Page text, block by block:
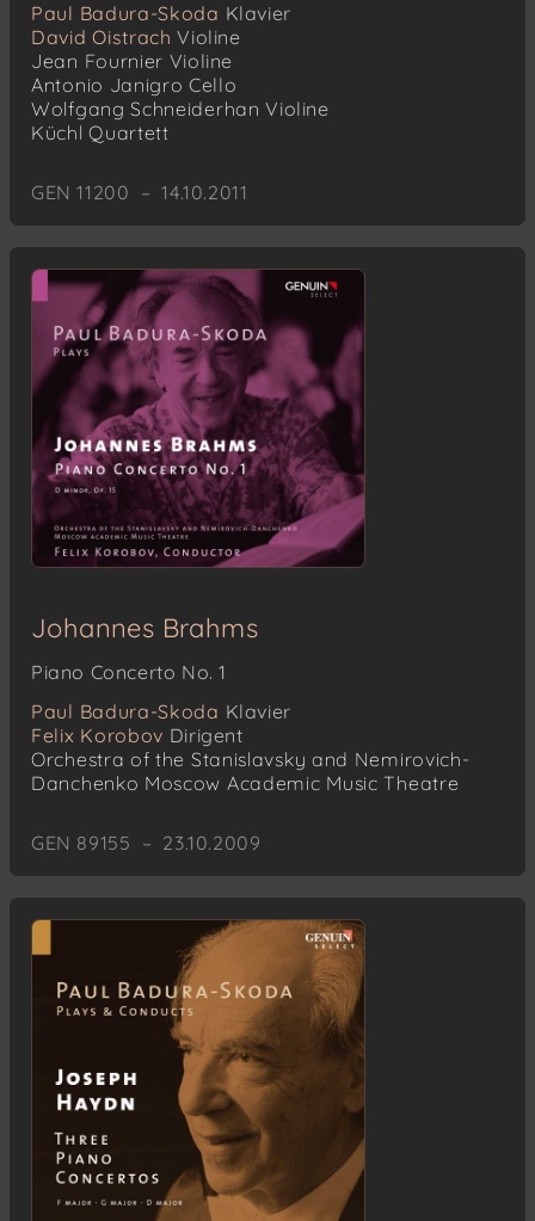
Paul Badura-Skoda Klavier
David Oistrach Violine
Jean Fournier Violine
Antonio Janigro Cello
Wolfgang Schneiderhan Violine
Küchl Quartett
GEN 11200 – 14.10.2011
Johannes Brahms
Piano Concerto No. 1
Paul Badura-Skoda Klavier
Felix Korobov Dirigent
Orchestra of the Stanislavsky and Nemirovich-
Danchenko Moscow Academic Music Theatre
GEN 89155 – 23.10.2009